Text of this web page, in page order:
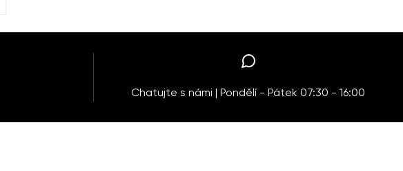
Chatujte s námi | Pondělí - Pátek 07:30 - 16:00